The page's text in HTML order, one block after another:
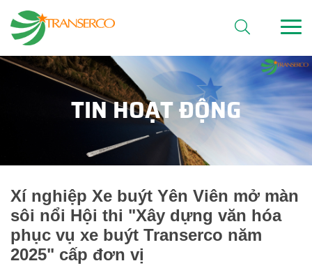
TIN HOẠT ĐỘNG
Xí nghiệp Xe buýt Yên Viên mở màn
sôi nổi Hội thi "Xây dựng văn hóa
phục vụ xe buýt Transerco năm
2025" cấp đơn vị